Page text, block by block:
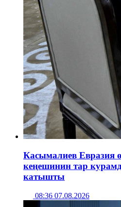
Касымалиев Евразия
кеңешинин тар
катышты
08:36 07.08.2026